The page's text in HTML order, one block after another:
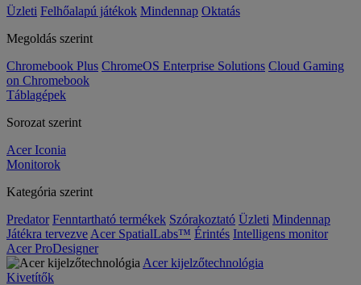
Üzleti Felhőalapú játékok Mindennap Oktatás
Megoldás szerint
Chromebook Plus ChromeOS Enterprise Solutions Cloud Gaming
on Chromebook
Táblagépek
Sorozat szerint
Acer Iconia
Monitorok
Kategória szerint
Predator Fenntartható termékek Szórakoztató Üzleti Mindennap
Játékra tervezve Acer SpatialLabs™ Érintés Intelligens monitor
Acer ProDesigner
Acer kijelzőtechnológia
Kivetítők